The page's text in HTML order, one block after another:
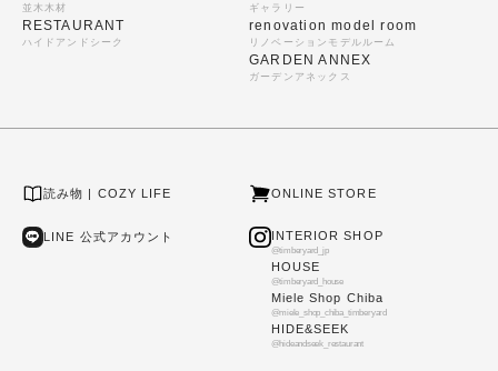
並木木材
RESTAURANT
ハイドアンドシーク
ギャラリー
renovation model room
リノベーションモデルルーム
GARDEN ANNEX
ガーデンアネックス
読み物 | COZY LIFE ONLINE STORE
LINE 公式アカウント INTERIOR SHOP
@timberyard_jp
HOUSE
@timberyard_house
Miele Shop Chiba
@miele_shop_chiba_timberyard
HIDE&SEEK
@hideandseek_restaurant